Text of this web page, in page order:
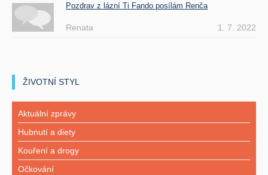
Pozdrav z lázní Ti Fando posílám Renča
Renata 1. 7. 2022
ŽIVOTNÍ STYL
Aktuální zprávy
Hubnutí a diety
Kouření a drogy
Očkování